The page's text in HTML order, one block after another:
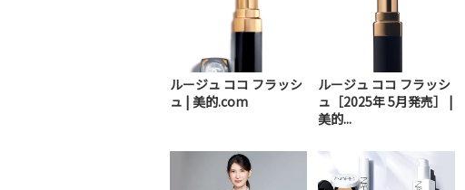
ルージュ ココ フラッシ
ュ | 美的.com
ルージュ ココ フラッシ
ュ［2025年 5月発売］ |
美的...